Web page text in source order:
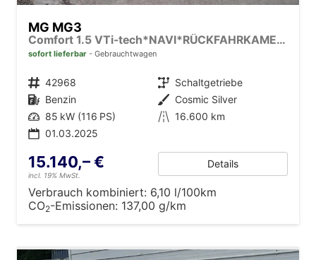
MG MG3
Comfort 1.5 VTi-tech*NAVI*RÜCKFAHRKAMERA*LED*PDC*SMARTLINK*
sofort lieferbar Gebrauchtwagen
Fahrzeugnr. 42968 Getriebe Schaltgetriebe
Kraftstoff Benzin Außenfarbe Cosmic Silver
Leistung 85 kW (116 PS) Kilometerstand 16.600 km
01.03.2025
15.140,– €
incl. 19% MwSt.
Details
Verbrauch kombiniert: 6,10 l/100km
CO2-Emissionen: 137,00 g/km